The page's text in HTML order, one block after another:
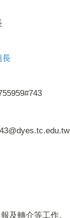
長
及轉介等工作。